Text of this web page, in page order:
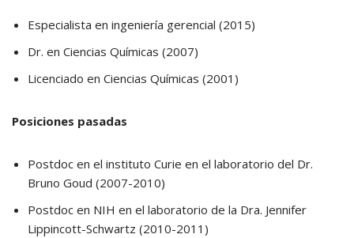
Especialista en ingeniería gerencial (2015)
Dr. en Ciencias Químicas (2007)
Licenciado en Ciencias Químicas (2001)
Posiciones pasadas
Postdoc en el instituto Curie en el laboratorio del Dr.
Bruno Goud (2007-2010)
Postdoc en NIH en el laboratorio de la Dra. Jennifer
Lippincott-Schwartz (2010-2011)